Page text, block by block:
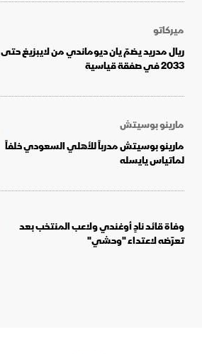
ميركاتو
ريال مدريد يضمّ يان ديوماندي من لايبزيغ حتى
2033 في صفقة قياسية
مارينو بوسيتش
مارينو بوسيتش مدرباً للأهلي السعودي خلفاً
لماتياس يايسله
وفاة قائد نادٍ أوغندي ولاعب المنتخب بعد
تعرّضه لاعتداء "وحشي"